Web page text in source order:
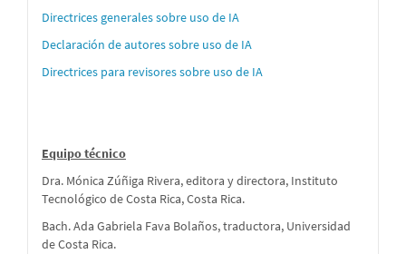
Directrices generales sobre uso de IA
Declaración de autores sobre uso de IA
Directrices para revisores sobre uso de IA
Equipo técnico
Dra. Mónica Zúñiga Rivera, editora y directora, Instituto
Tecnológico de Costa Rica, Costa Rica.
Bach. Ada Gabriela Fava Bolaños, traductora, Universidad
de Costa Rica.